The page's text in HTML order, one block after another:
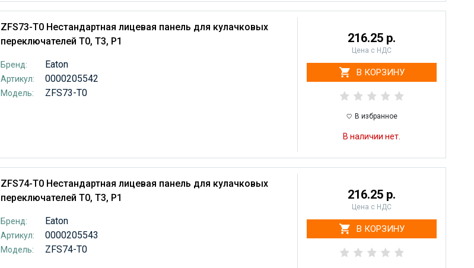
ZFS73-T0 Нестандартная лицевая панель для кулачковых
переключателей T0, T3, P1
Бренд: Eaton
Артикул: 0000205542
Модель: ZFS73-T0
216.25 р.
Цена с НДС
В КОРЗИНУ
В избранное
В наличии нет.
ZFS74-T0 Нестандартная лицевая панель для кулачковых
переключателей T0, T3, P1
Бренд: Eaton
Артикул: 0000205543
Модель: ZFS74-T0
216.25 р.
Цена с НДС
В КОРЗИНУ